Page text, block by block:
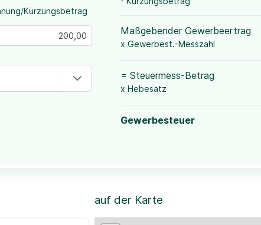
Kürzungsbetrag
Maßgebender Gewerbeertrag
x Gewerbest.-Messzahl
= Steuermess-Betrag
x Hebesatz
Gewerbesteuer
auf der Karte